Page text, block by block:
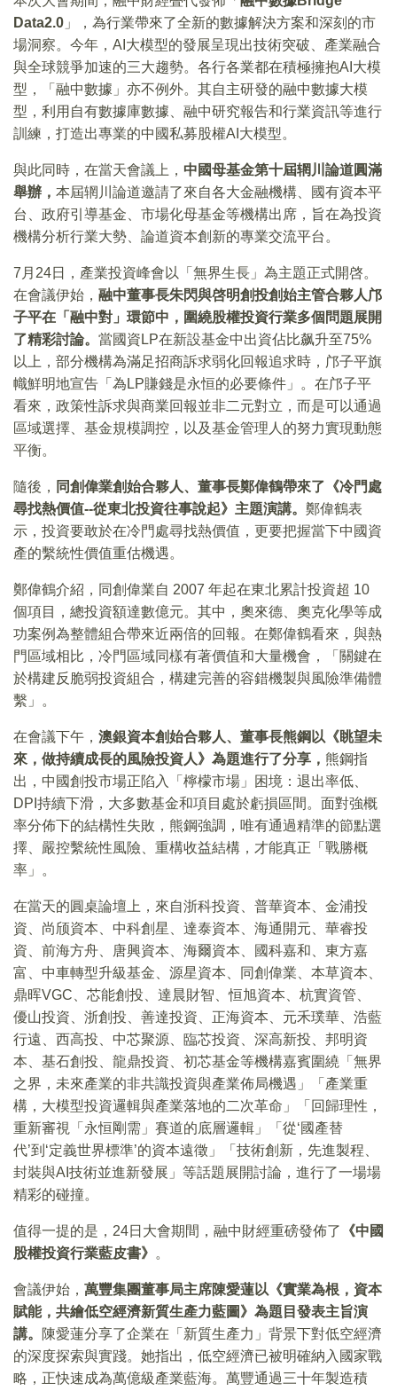
Data2.0 」，為行業帶來了全新的數據解決方案和深刻的市
場洞察。今年，AI大模型的發展呈現出技術突破、產業融合
與全球競爭加速的三大趨勢。各行各業都在積極擁抱AI大模
型，「融中數據」亦不例外。其自主研發的融中數據大模
型，利用自有數據庫數據、融中研究報告和行業資訊等進行
訓練，打造出專業的中國私募股權AI大模型。
與此同時，在當天會議上， 中國母基金第十屆辋川論道圓滿
舉辦， 本屆辋川論道邀請了來自各大金融機構、國有資本平
台、政府引導基金、市場化母基金等機構出席，旨在為投資
機構分析行業大勢、論道資本創新的專業交流平台。
7月24日，產業投資峰會以「無界生長」為主題正式開啓。
在會議伊始， 融中董事長朱閃與啓明創投創始主管合夥人邝
子平在「融中對」環節中，圍繞股權投資行業多個問題展開
了精彩討論。 當國資LP在新設基金中出資佔比飙升至75%
以上，部分機構為滿足招商訴求弱化回報追求時，邝子平旗
幟鮮明地宣告「為LP賺錢是永恒的必要條件」。在邝子平
看來，政策性訴求與商業回報並非二元對立，而是可以通過
區域選擇、基金規模調控，以及基金管理人的努力實現動態
平衡。
隨後， 同創偉業創始合夥人、董事長鄭偉鶴帶來了《冷門處
尋找熱價值--從東北投資往事說起》主題演講。 鄭偉鶴表
示，投資要敢於在冷門處尋找熱價值，更要把握當下中國資
產的繫統性價值重估機遇。
鄭偉鶴介紹，同創偉業自 2007 年起在東北累計投資超 10
個項目，總投資額達數億元。其中，奧來德、奧克化學等成
功案例為整體組合帶來近兩倍的回報。在鄭偉鶴看來，與熱
門區域相比，冷門區域同樣有著價值和大量機會，「關鍵在
於構建反脆弱投資組合，構建完善的容錯機製與風險準備體
繫」。
在會議下午， 澳銀資本創始合夥人、董事長熊鋼以《眺望未
來，做持續成長的風險投資人》為題進行了分享， 熊鋼指
出，中國創投市場正陷入「檸檬市場」困境：退出率低、
DPI持續下滑，大多數基金和項目處於虧損區間。面對強概
率分佈下的結構性失敗，熊鋼強調，唯有通過精準的節點選
擇、嚴控繫統性風險、重構收益結構，才能真正「戰勝概
率」。
在當天的圓桌論壇上，來自浙科投資、普華資本、金浦投
資、尚颀資本、中科創星、達泰資本、海通開元、華睿投
資、前海方舟、唐興資本、海爾資本、國科嘉和、東方嘉
富、中車轉型升級基金、源星資本、同創偉業、本草資本、
鼎晖VGC、芯能創投、達晨財智、恒旭資本、杭實資管、
優山投資、浙創投、善達投資、正海資本、元禾璞華、浩藍
行遠、西高投、中芯聚源、臨芯投資、深高新投、邦明資
本、基石創投、龍鼎投資、初芯基金等機構嘉賓圍繞「無界
之界，未來產業的非共識投資與產業佈局機遇」「產業重
構，大模型投資邏輯與產業落地的二次革命」「回歸理性，
重新審視「永恒剛需」賽道的底層邏輯」「從‘國產替
代’到‘定義世界標準’的資本遠徵」「技術創新，先進製程、
封裝與AI技術並進新發展」等話題展開討論，進行了一場場
精彩的碰撞。
值得一提的是，24日大會期間，融中財經重磅發佈了
《中國
股權投資行業藍皮書》 。
會議伊始， 萬豐集團董事局主席陳愛蓮以《實業為根，資本
賦能，共繪低空經濟新質生產力藍圖》為題目發表主旨演
講。
陳愛蓮分享了企業在「新質生產力」背景下對低空經濟
的深度探索與實踐。她指出，低空經濟已被明確納入國家戰
略，正快速成為萬億級產業藍海。萬豐通過三十年製造積